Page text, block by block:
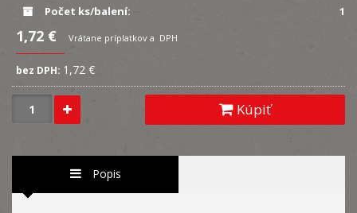
Počet ks/balení: 1
1,72 € Vrátane príplatkov a DPH
bez DPH: 1,72 €
Kúpiť
Popis